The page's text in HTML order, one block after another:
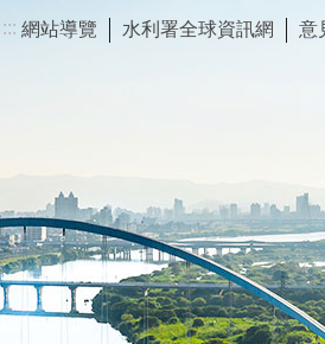
::: 網站導覽 水利署全球資訊網 意